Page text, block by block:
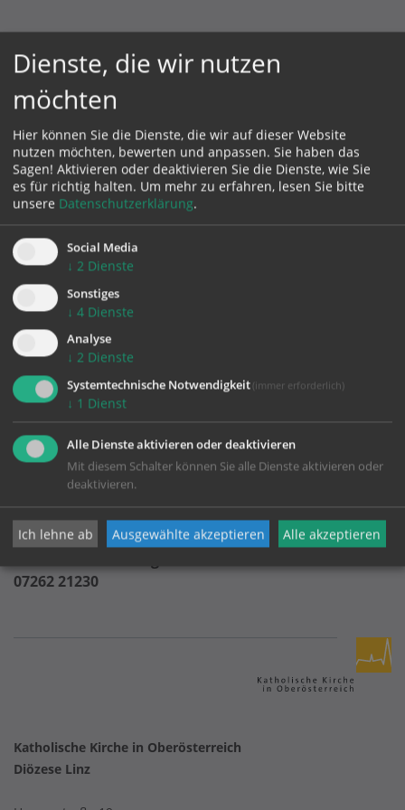
Pfarrgemeinde St. Georgen an der Gusen
Linzer Straße 8
4222 St. Georgen an der Gusen
Telefon:07237/2210
pfarre.stgeorgen.gusen@dioezese-linz.at
http://www.pfarre-stgeorgen-gusen.at
Pfarrvikar Moses Valentine Chukwujekwu
0676 8776 5419
Di, Mi: 16.00 - 17.30 Uhr
Fr: 10.00 - 12.00 Uhr
Seelsorgerin Estelle Hartl
0676 8776 5592
nach telefonischer Vereinbarung
07237 2210
Mo-Do: 8.00 - 12.00 Uhr
Fr: 8.00 - 11.00 Uhr
(außerhalb Ferien)
07262 21230
Katholische Kirche in Oberösterreich
Diözese Linz
Dienste, die wir nutzen
möchten
Hier können Sie die Dienste, die wir auf dieser Website
nutzen möchten, bewerten und anpassen. Sie haben das
Sagen! Aktivieren oder deaktivieren Sie die Dienste, wie Sie
es für richtig halten. Um mehr zu erfahren, lesen Sie bitte
unsere Datenschutzerklärung.
Social Media
↓ 2 Dienste
Sonstiges
↓ 4 Dienste
Analyse
↓ 2 Dienste
Systemtechnische Notwendigkeit (immer erforderlich)
↓ 1 Dienst
Alle Dienste aktivieren oder deaktivieren
Mit diesem Schalter können Sie alle Dienste aktivieren oder
deaktivieren.
Ich lehne ab Ausgewählte akzeptieren Alle akzeptieren